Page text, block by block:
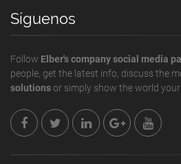
Síguenos
Follow Elber's company social media
people, get the latest info, discuss the
solutionsor simply show the world